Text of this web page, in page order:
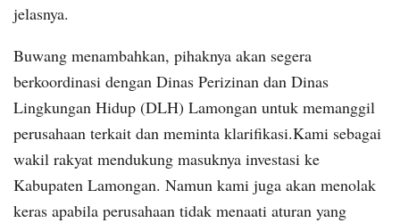
jelasnya.
Buwang menambahkan, pihaknya akan segera
berkoordinasi dengan Dinas Perizinan dan Dinas
Lingkungan Hidup (DLH) Lamongan untuk memanggil
perusahaan terkait dan meminta klarifikasi.Kami sebagai
wakil rakyat mendukung masuknya investasi ke
Kabupaten Lamongan. Namun kami juga akan menolak
keras apabila perusahaan tidak menaati aturan yang